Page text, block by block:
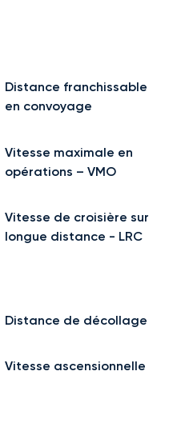
Distance franchissable
en convoyage
Vitesse maximale en
opérations – VMO
Vitesse de croisière sur
longue distance - LRC
Distance de décollage
Vitesse ascensionnelle